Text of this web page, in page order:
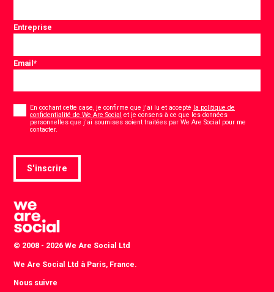
Entreprise
Email*
En cochant cette case, je confirme que j'ai lu et accepté la politique de
confidentialité de We Are Social et je consens à ce que les données
personnelles que j'ai soumises soient traitées par We Are Social pour me
contacter.
S'inscrire
© 2008 - 2026 We Are Social Ltd
We Are Social Ltd à Paris, France.
Nous suivre